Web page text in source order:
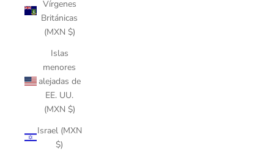
Vírgenes
Británicas
(MXN $)
Islas
menores
alejadas de
EE. UU.
(MXN $)
Israel (MXN
$)